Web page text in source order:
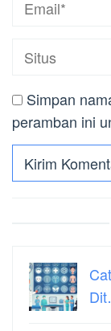
Simpan
peramban ini